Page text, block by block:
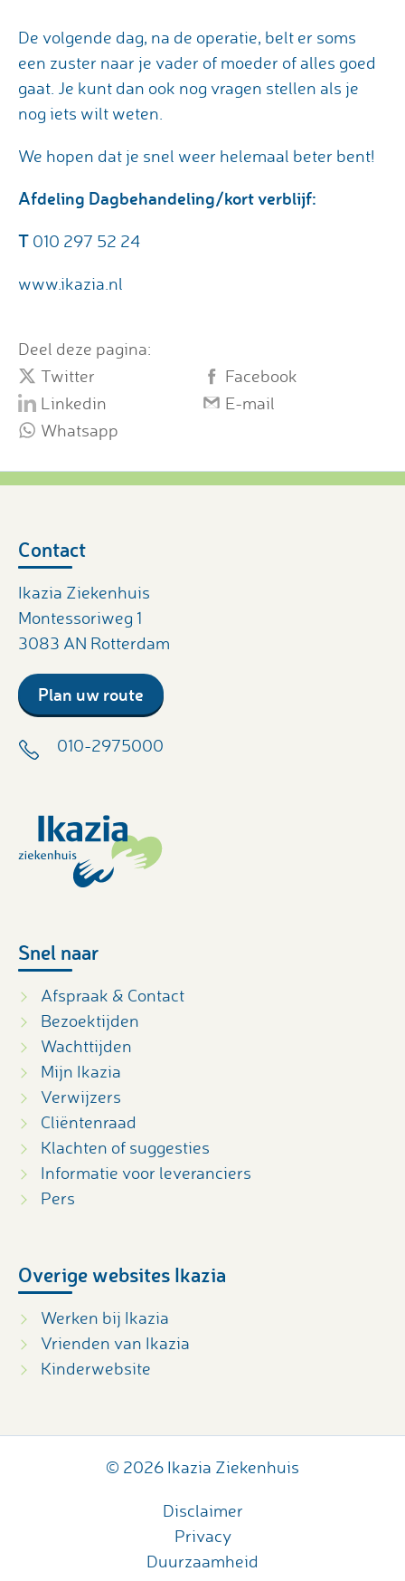
De volgende dag, na de operatie, belt er soms
een zuster naar je vader of moeder of alles goed
gaat. Je kunt dan ook nog vragen stellen als je
nog iets wilt weten.
We hopen dat je snel weer helemaal beter bent!
Afdeling Dagbehandeling/kort verblijf:
T 010 297 52 24
www.ikazia.nl
Deel deze pagina:
Twitter
Facebook
Linkedin
E-mail
Whatsapp
Contact
Ikazia Ziekenhuis
Montessoriweg 1
3083 AN Rotterdam
Plan uw route
010-2975000
Snel naar
Afspraak & Contact
Bezoektijden
Wachttijden
Mijn Ikazia
Verwijzers
Cliëntenraad
Klachten of suggesties
Informatie voor leveranciers
Pers
Overige websites Ikazia
Werken bij Ikazia
Vrienden van Ikazia
Kinderwebsite
© 2026 Ikazia Ziekenhuis
Disclaimer
Privacy
Duurzaamheid